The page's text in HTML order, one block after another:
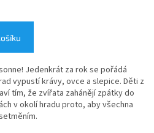
Jedenkrát za rok se pořádá
vypustí krávy, ovce a slepice. Děti z
tím, že zvířata zahánějí zpátky do
v okolí hradu proto, aby všechna